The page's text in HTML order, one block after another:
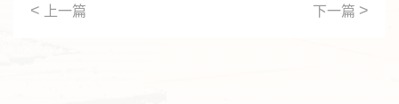
< 上一篇 下一篇 >